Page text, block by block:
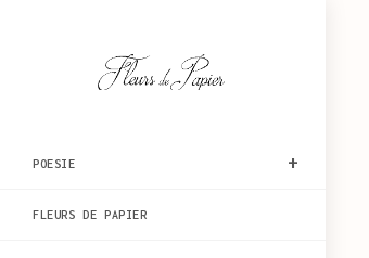
POESIE
FLEURS DE PAPIER